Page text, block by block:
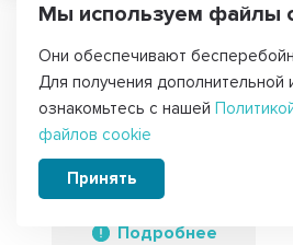
Главная Запчасти для стиральных
Клапан
залива воды для
Candy, Korting, 41018989
Подробнее
Мы используем файлы
Они обеспечивают
Для получения дополнительной
ознакомьтесь с нашей
файлов cookie
Принять